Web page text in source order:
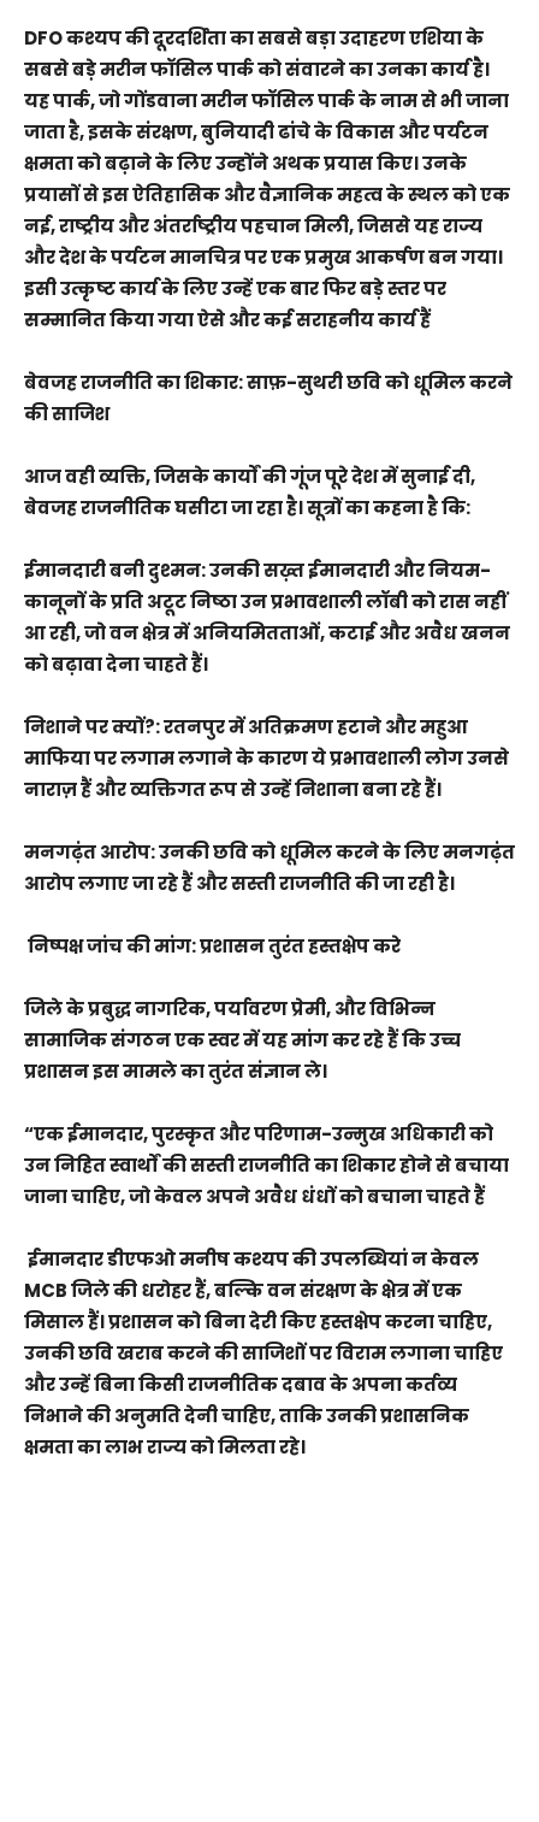
DFO कश्यप की दूरदर्शिता का सबसे बड़ा उदाहरण एशिया के
सबसे बड़े मरीन फॉसिल पार्क को संवारने का उनका कार्य है।
यह पार्क, जो गोंडवाना मरीन फॉसिल पार्क के नाम से भी जाना
जाता है, इसके संरक्षण, बुनियादी ढांचे के विकास और पर्यटन
क्षमता को बढ़ाने के लिए उन्होंने अथक प्रयास किए। उनके
प्रयासों से इस ऐतिहासिक और वैज्ञानिक महत्व के स्थल को एक
नई, राष्ट्रीय और अंतर्राष्ट्रीय पहचान मिली, जिससे यह राज्य
और देश के पर्यटन मानचित्र पर एक प्रमुख आकर्षण बन गया।
इसी उत्कृष्ट कार्य के लिए उन्हें एक बार फिर बड़े स्तर पर
सम्मानित किया गया ऐसे और कई सराहनीय कार्य हैं
बेवजह राजनीति का शिकार: साफ़-सुथरी छवि को धूमिल करने
की साजिश
आज वही व्यक्ति, जिसके कार्यों की गूंज पूरे देश में सुनाई दी,
बेवजह राजनीतिक घसीटा जा रहा है। सूत्रों का कहना है कि:
ईमानदारी बनी दुश्मन: उनकी सख़्त ईमानदारी और नियम-
कानूनों के प्रति अटूट निष्ठा उन प्रभावशाली लॉबी को रास नहीं
आ रही, जो वन क्षेत्र में अनियमितताओं, कटाई और अवैध खनन
को बढ़ावा देना चाहते हैं।
निशाने पर क्यों?: रतनपुर में अतिक्रमण हटाने और महुआ
माफिया पर लगाम लगाने के कारण ये प्रभावशाली लोग उनसे
नाराज़ हैं और व्यक्तिगत रूप से उन्हें निशाना बना रहे हैं।
मनगढ़ंत आरोप: उनकी छवि को धूमिल करने के लिए मनगढ़ंत
आरोप लगाए जा रहे हैं और सस्ती राजनीति की जा रही है।
निष्पक्ष जांच की मांग: प्रशासन तुरंत हस्तक्षेप करे
जिले के प्रबुद्ध नागरिक, पर्यावरण प्रेमी, और विभिन्न
सामाजिक संगठन एक स्वर में यह मांग कर रहे हैं कि उच्च
प्रशासन इस मामले का तुरंत संज्ञान ले।
“एक ईमानदार, पुरस्कृत और परिणाम-उन्मुख अधिकारी को
उन निहित स्वार्थों की सस्ती राजनीति का शिकार होने से बचाया
जाना चाहिए, जो केवल अपने अवैध धंधों को बचाना चाहते हैं
ईमानदार डीएफओ मनीष कश्यप की उपलब्धियां न केवल
MCB जिले की धरोहर हैं, बल्कि वन संरक्षण के क्षेत्र में एक
मिसाल हैं। प्रशासन को बिना देरी किए हस्तक्षेप करना चाहिए,
उनकी छवि खराब करने की साजिशों पर विराम लगाना चाहिए
और उन्हें बिना किसी राजनीतिक दबाव के अपना कर्तव्य
निभाने की अनुमति देनी चाहिए, ताकि उनकी प्रशासनिक
क्षमता का लाभ राज्य को मिलता रहे।